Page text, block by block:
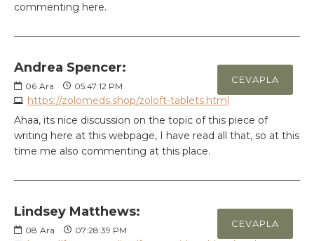
commenting here.
Andrea Spencer:
06 Ara 05:47:12 PM
https://zolomeds.shop/zoloft-tablets.html
CEVAPLA
Ahaa, its nice discussion on the topic of this piece of
writing here at this webpage, I have read all that, so at this
time me also commenting at this place.
Lindsey Matthews:
08 Ara 07:28:39 PM
CEVAPLA